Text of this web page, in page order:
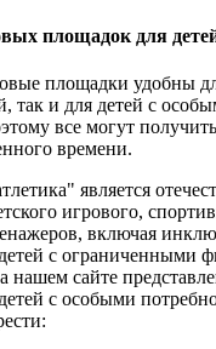
площадок для
площадки удобны
так и для детей с
все могут
времени.
является
игрового,
включая
с ограниченными
сайте
с особыми